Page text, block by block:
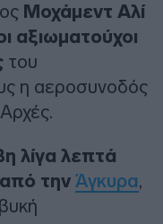
Μοχάμεντ Αλί
αξιωματούχοι
του
η αεροσυνοδός
λίγα λεπτά
την Άγκυρα,